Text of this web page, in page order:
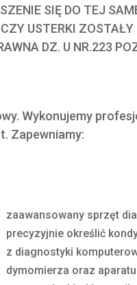
SIĘ DO TEJ
CZY USTERKI ZOSTAŁY
DZ. U NR.223
Wykonujemy
Zapewniamy:
zaawansowany sprzęt
precyzyjnie określić
z diagnostyki
dymomierza oraz